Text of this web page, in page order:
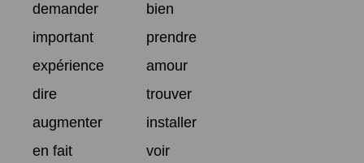
demander
bien
important
prendre
expérience
amour
dire
trouver
augmenter
installer
en fait
voir